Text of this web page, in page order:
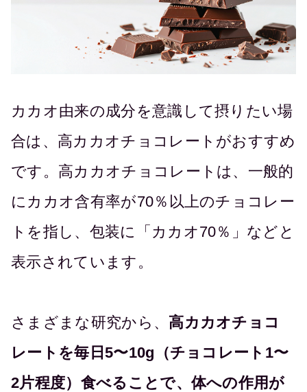
カカオ由来の成分を意識して摂りたい場
合は、高カカオチョコレートがおすすめ
です。高カカオチョコレートは、一般的
にカカオ含有率が70％以上のチョコレー
トを指し、包装に「カカオ70％」などと
表示されています。
さまざまな研究から、 高カカオチョコ
レートを毎日5〜10g（チョコレート1〜
2片程度）食べることで、体への作用が